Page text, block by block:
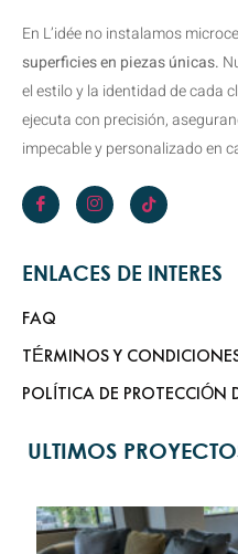
En L’idée no instalamos
superficies en piezas únicas.
el estilo y la identidad de cada
ejecuta con precisión,
impecable y personalizado en
ENLACES DE INTERES
FAQ
TÉRMINOS Y
POLÍTICA DE PROTECCIÓN
ULTIMOS